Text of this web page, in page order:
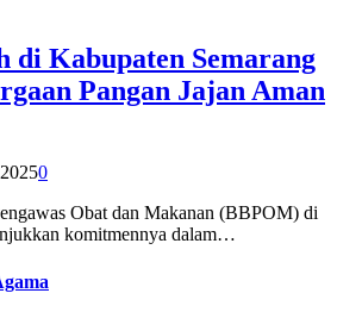
di Kabupaten Semarang
Pangan Jajan Aman
0
Obat dan Makanan (BBPOM) di
komitmennya dalam…